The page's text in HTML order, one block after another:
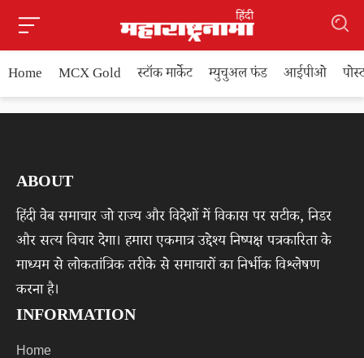
Home MCX Gold स्टॉक मार्केट म्युचुअल फंड आईपीओ
ABOUT
हिंदी वेब समाचार जो राज्य और विदेशों में विकास पर सटीक, निडर
और सत्य विचार देगा। हमारा एकमात्र उद्देश्य निष्पक्ष पत्रकारिता के
माध्यम से लोकतांत्रिक तरीके से समाचारों का निर्भीक विश्लेषण
करना है।
INFORMATION
Home